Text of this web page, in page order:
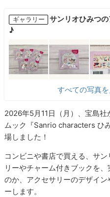
ギャラリー
サンリオひみつ
♪
すべての写真
2026年5月11日（月）、宝島
ムック『Sanrio characters ひ
場しました！
コンビニや書店で買える、サ
リーやチャーム付きブックを
のか、アクセサリーのデザイ
ーします。